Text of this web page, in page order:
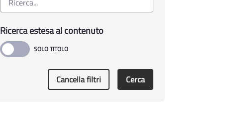
Ricerca estesa al contenuto
Cancella filtri Cerca